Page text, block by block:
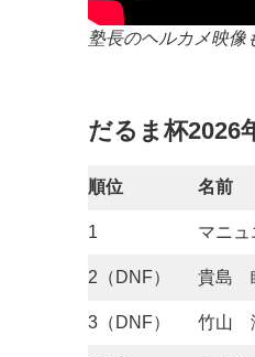
塾長のヘルカメ映像
だるま杯2026
順位 名前
1 マニ
2（DNF） 貴島
3（DNF） 竹山